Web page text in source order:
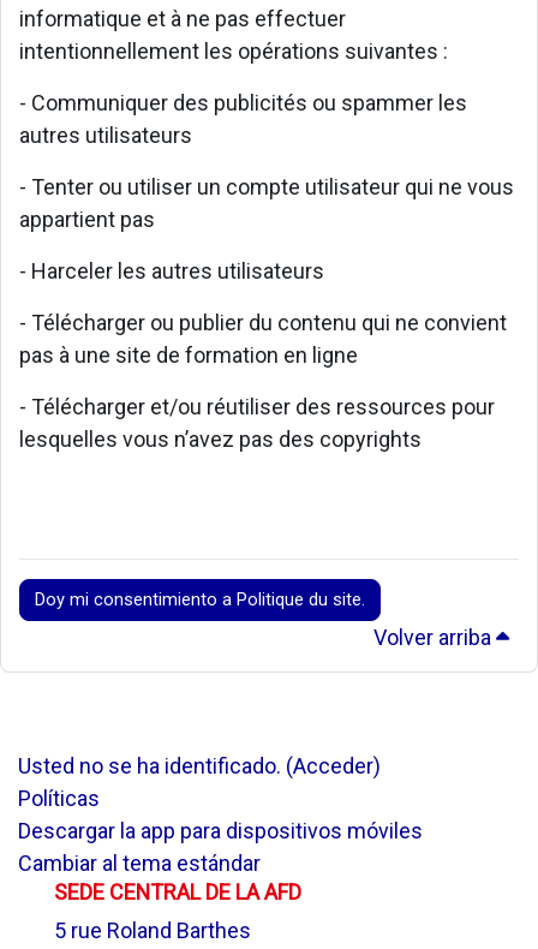
informatique et à ne pas effectuer
intentionnellement les opérations suivantes :
- Communiquer des publicités ou spammer les
autres utilisateurs
- Tenter ou utiliser un compte utilisateur qui ne vous
appartient pas
- Harceler les autres utilisateurs
- Télécharger ou publier du contenu qui ne convient
pas à une site de formation en ligne
- Télécharger et/ou réutiliser des ressources pour
lesquelles vous n’avez pas des copyrights
Doy mi consentimiento a Politique du site.
Volver arriba
Usted no se ha identificado. (Acceder)
Políticas
Descargar la app para dispositivos móviles
Cambiar al tema estándar
SEDE CENTRAL DE LA AFD
5 rue Roland Barthes